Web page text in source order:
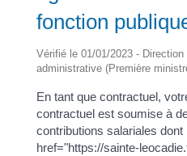
fonction
Vérifié le 01/01/2023 -
administrative (Première
En tant que contractuel,
contractuel est soumise à
contributions salariales dont
href="https://sainte-